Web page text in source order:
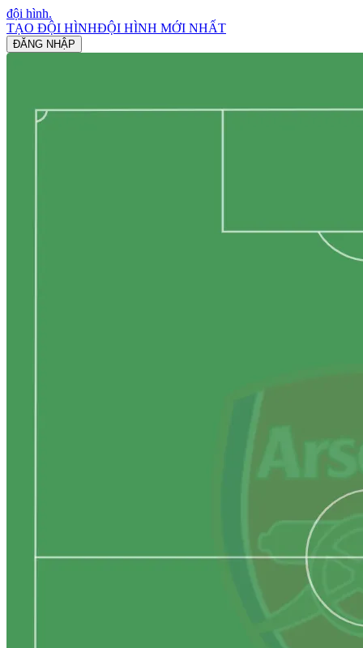
đội hình.
TẠO ĐỘI HÌNHĐỘI HÌNH MỚI NHẤT
ĐĂNG NHẬP